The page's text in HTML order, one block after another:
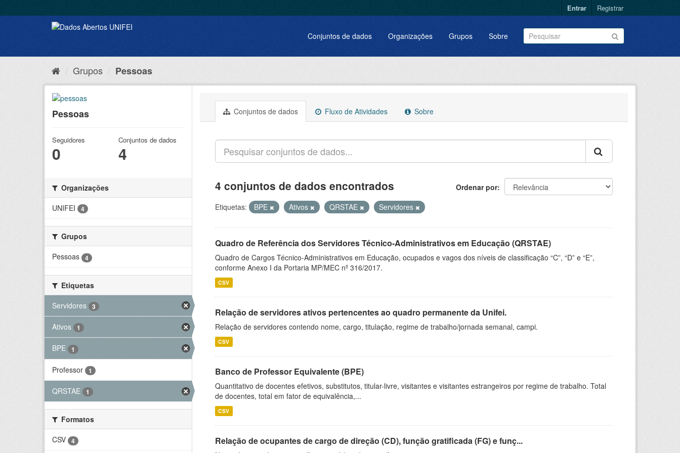
Entrar Registrar
Conjuntos de dados Organizações Grupos Sobre
Grupos Pessoas
Pessoas
Seguidores
0
Conjuntos de dados
4
Organizações
UNIFEI
4
Grupos
Pessoas
4
Etiquetas
Servidores
3
Ativos 1
BPE 1
Professor 1
QRSTAE 1
Formatos
CSV
4
Conjuntos de dados Fluxo de Atividades Sobre
Ordenar por
4 conjuntos de dados encontrados
Etiquetas: BPE Ativos QRSTAE Servidores
Quadro de Referência dos Servidores Técnico-Administrativos em Educação (QRSTAE)
Quadro de Cargos Técnico-Administrativos em Educação, ocupados e vagos dos níveis de classificação “C”, “D” e “E”,
conforme Anexo I da Portaria MP/MEC nº 316/2017.
CSV
Relação de servidores ativos pertencentes ao quadro permanente da Unifei.
Relação de servidores contendo nome, cargo, titulação, regime de trabalho/jornada semanal, campi.
CSV
Banco de Professor Equivalente (BPE)
Quantitativo de docentes efetivos, substitutos, titular-livre, visitantes e visitantes estrangeiros por regime de trabalho. Total
de docentes, total em fator de equivalência,...
CSV
Relação de ocupantes de cargo de direção (CD), função gratificada (FG) e funç...